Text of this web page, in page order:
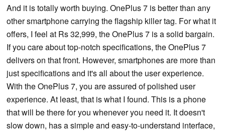
And it is totally worth buying. OnePlus 7 is better than any
other smartphone carrying the flagship killer tag. For what it
offers, I feel at Rs 32,999, the OnePlus 7 is a solid bargain.
If you care about top-notch specifications, the OnePlus 7
delivers on that front. However, smartphones are more than
just specifications and it's all about the user experience.
With the OnePlus 7, you are assured of polished user
experience. At least, that is what I found. This is a phone
that will be there for you whenever you need it. It doesn't
slow down, has a simple and easy-to-understand interface,